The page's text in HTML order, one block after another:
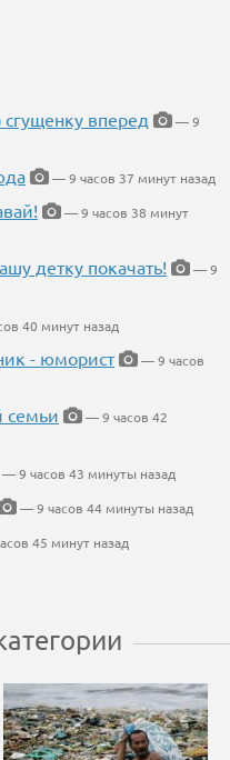
вперед
— 9
— 9 часов 37 минут назад
— 9 часов 38 минут
детку покачать!
— 9
40 минут назад
- юморист
— 9 часов
семьи
— 9 часов 42
— 9 часов 43 минуты назад
— 9 часов 44 минуты назад
45 минут назад